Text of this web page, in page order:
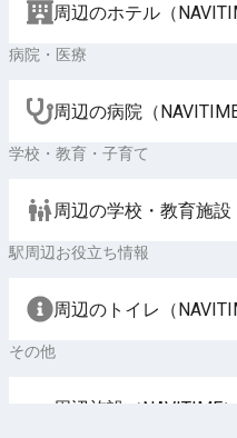
周辺のホテル（
病院・医療
周辺の病院（NAVITIME
学校・教育・子育て
周辺の学校・教育施設
駅周辺お役立ち情報
周辺のトイレ（
その他
周辺施設（NAVITIME）